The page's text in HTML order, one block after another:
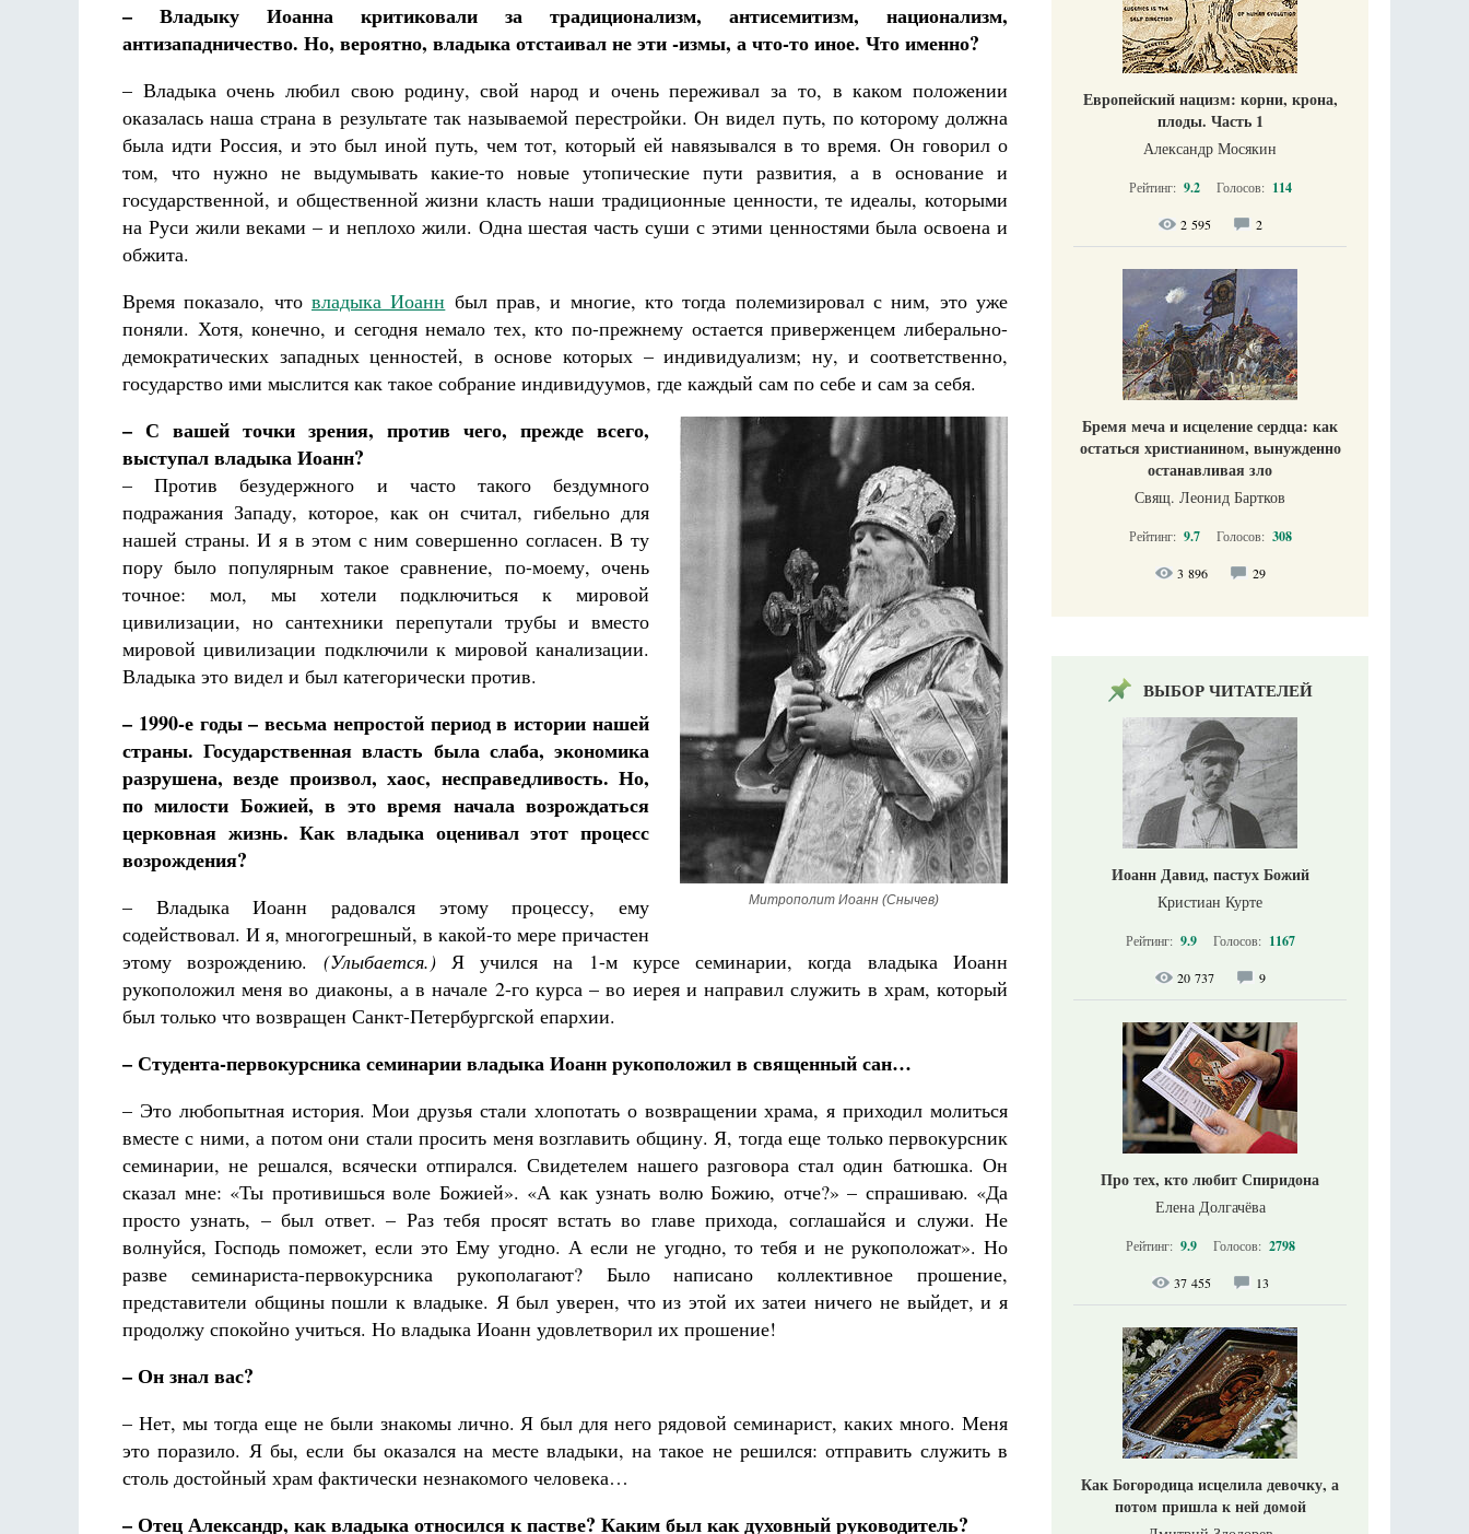
– Владыку Иоанна критиковали за традиционализм, антисемитизм, национализм,
антизападничество. Но, вероятно, владыка отстаивал не эти -измы, а что-то иное. Что именно?
– Владыка очень любил свою родину, свой народ и очень переживал за то, в каком положении
оказалась наша страна в результате так называемой перестройки. Он видел путь, по которому должна
была идти Россия, и это был иной путь, чем тот, который ей навязывался в то время. Он говорил о
том, что нужно не выдумывать какие-то новые утопические пути развития, а в основание и
государственной, и общественной жизни класть наши традиционные ценности, те идеалы, которыми
на Руси жили веками – и неплохо жили. Одна шестая часть суши с этими ценностями была освоена и
обжита.
Время показало, что владыка Иоанн был прав, и многие, кто тогда полемизировал с ним, это уже
поняли. Хотя, конечно, и сегодня немало тех, кто по-прежнему остается приверженцем либерально-
демократических западных ценностей, в основе которых – индивидуализм; ну, и соответственно,
государство ими мыслится как такое собрание индивидуумов, где каждый сам по себе и сам за себя.
Митрополит Иоанн (Снычев)
– С вашей точки зрения, против чего, прежде всего,
выступал владыка Иоанн?
– Против безудержного и часто такого бездумного
подражания Западу, которое, как он считал, гибельно для
нашей страны. И я в этом с ним совершенно согласен. В ту
пору было популярным такое сравнение, по-моему, очень
точное: мол, мы хотели подключиться к мировой
цивилизации, но сантехники перепутали трубы и вместо
мировой цивилизации подключили к мировой канализации.
Владыка это видел и был категорически против.
– 1990-е годы – весьма непростой период в истории нашей
страны. Государственная власть была слаба, экономика
разрушена, везде произвол, хаос, несправедливость. Но,
по милости Божией, в это время начала возрождаться
церковная жизнь. Как владыка оценивал этот процесс
возрождения?
– Владыка Иоанн радовался этому процессу, ему
содействовал. И я, многогрешный, в какой-то мере причастен
этому возрождению. (Улыбается.)Я учился на 1-м курсе семинарии, когда владыка Иоанн
рукоположил меня во диаконы, а в начале 2-го курса – во иерея и направил служить в храм, который
был только что возвращен Санкт-Петербургской епархии.
– Студента-первокурсника семинарии владыка Иоанн рукоположил в священный сан…
– Это любопытная история. Мои друзья стали хлопотать о возвращении храма, я приходил молиться
вместе с ними, а потом они стали просить меня возглавить общину. Я, тогда еще только первокурсник
семинарии, не решался, всячески отпирался. Свидетелем нашего разговора стал один батюшка. Он
сказал мне: «Ты противишься воле Божией». «А как узнать волю Божию, отче?» – спрашиваю. «Да
просто узнать, – был ответ. – Раз тебя просят встать во главе прихода, соглашайся и служи. Не
волнуйся, Господь поможет, если это Ему угодно. А если не угодно, то тебя и не рукоположат». Но
разве семинариста-первокурсника рукополагают? Было написано коллективное прошение,
представители общины пошли к владыке. Я был уверен, что из этой их затеи ничего не выйдет, и я
продолжу спокойно учиться. Но владыка Иоанн удовлетворил их прошение!
– Он знал вас?
– Нет, мы тогда еще не были знакомы лично. Я был для него рядовой семинарист, каких много. Меня
это поразило. Я бы, если бы оказался на месте владыки, на такое не решился: отправить служить в
столь достойный храм фактически незнакомого человека…
– Отец Александр, как владыка относился к пастве? Каким был как духовный руководитель?
Европейский нацизм: корни, крона,
плоды. Часть 1
Александр Мосякин
Рейтинг: 9.2 Голосов: 114
2 595 2
Бремя меча и исцеление сердца: как
остаться христианином, вынужденно
останавливая зло
Свящ. Леонид Бартков
Рейтинг: 9.7 Голосов: 308
3 896 29
ВЫБОР ЧИТАТЕЛЕЙ
Иоанн Давид, пастух Божий
Кристиан Курте
Рейтинг: 9.9 Голосов: 1167
20 737 9
Про тех, кто любит Спиридона
Елена Долгачёва
Рейтинг: 9.9 Голосов: 2798
37 455 13
Как Богородица исцелила девочку, а
потом пришла к ней домой